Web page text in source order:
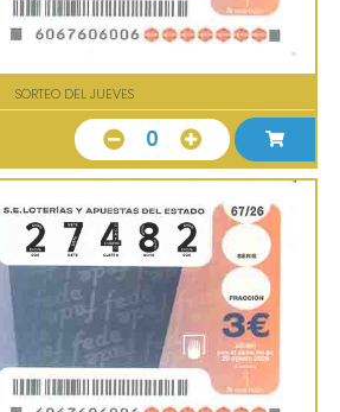
SORTEO DEL JUEVES
0